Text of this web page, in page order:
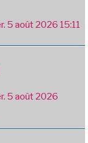
5 août 2026 15:11
5 août 2026